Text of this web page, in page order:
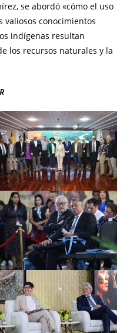
se abordó «cómo el uso
valiosos conocimientos
indígenas resultan
los recursos naturales y la